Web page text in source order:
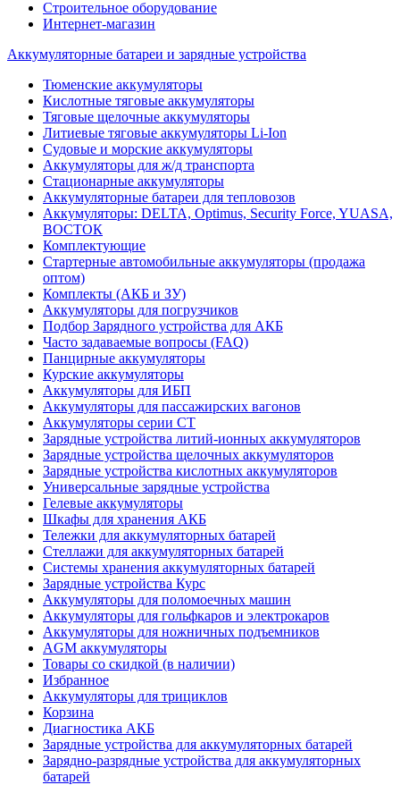
Строительное оборудование
Интернет-магазин
Аккумуляторные батареи и зарядные устройства
Тюменские аккумуляторы
Кислотные тяговые аккумуляторы
Тяговые щелочные аккумуляторы
Литиевые тяговые аккумуляторы Li-Ion
Судовые и морские аккумуляторы
Аккумуляторы для ж/д транспорта
Стационарные аккумуляторы
Аккумуляторные батареи для тепловозов
Аккумуляторы: DELTA, Optimus, Security Force, YUASA,
ВОСТОК
Комплектующие
Стартерные автомобильные аккумуляторы (продажа
оптом)
Комплекты (АКБ и ЗУ)
Аккумуляторы для погрузчиков
Подбор Зарядного устройства для АКБ
Часто задаваемые вопросы (FAQ)
Панцирные аккумуляторы
Курские аккумуляторы
Аккумуляторы для ИБП
Аккумуляторы для пассажирских вагонов
Аккумуляторы серии СТ
Зарядные устройства литий-ионных аккумуляторов
Зарядные устройства щелочных аккумуляторов
Зарядные устройства кислотных аккумуляторов
Универсальные зарядные устройства
Гелевые аккумуляторы
Шкафы для хранения АКБ
Тележки для аккумуляторных батарей
Стеллажи для аккумуляторных батарей
Системы хранения аккумуляторных батарей
Зарядные устройства Курс
Аккумуляторы для поломоечных машин
Аккумуляторы для гольфкаров и электрокаров
Аккумуляторы для ножничных подъемников
AGM аккумуляторы
Товары со скидкой (в наличии)
Избранное
Аккумуляторы для трициклов
Корзина
Диагностика АКБ
Зарядные устройства для аккумуляторных батарей
Зарядно-разрядные устройства для аккумуляторных
батарей